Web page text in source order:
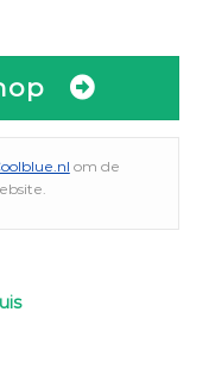
om de